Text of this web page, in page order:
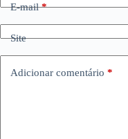
E-mail*
Site
Adicionar comentário *